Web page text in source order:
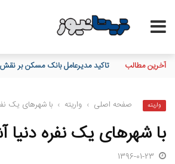
آخرین مطالب تاکید مدیرعامل بانک مسکن بر نقش
واریته صفحه اصلی › واریته › با شهرهای یک
با شهرهای یک نفره دنیا
1396-01-23